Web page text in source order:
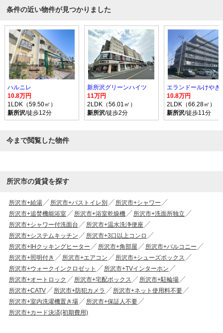
条件の近い物件が見つかりました
ハルニレ
10.8万円
1LDK（59.50㎡）
新所沢/徒歩12分
新所沢グリーンハイツ
11万円
2LDK（56.01㎡）
新所沢/徒歩2分
エランドールけやき
10.8万円
2LDK（66.28㎡）
新所沢/徒歩11分
今まで閲覧した物件
所沢市の賃貸を探す
所沢市+給湯 所沢市+バストイレ別
所沢市+シャワー
所沢市+追焚機能浴室
所沢市+浴室乾燥機
所沢市+洗面所独立
所沢市+シャワー付洗面台
所沢市+温水洗浄便座
所沢市+システムキッチン
所沢市+3口以上コンロ
所沢市+IHクッキングヒーター
所沢市+角部屋
所沢市+バルコニー
所沢市+照明付き
所沢市+エアコン
所沢市+シューズボックス
所沢市+ウォークインクロゼット
所沢市+TVインターホン
所沢市+オートロック
所沢市+宅配ボックス
所沢市+駐輪場
所沢市+CATV
所沢市+防犯カメラ
所沢市+ネット使用料不要
所沢市+室内洗濯機置き場
所沢市+保証人不要
所沢市+カード決済(初期費用)